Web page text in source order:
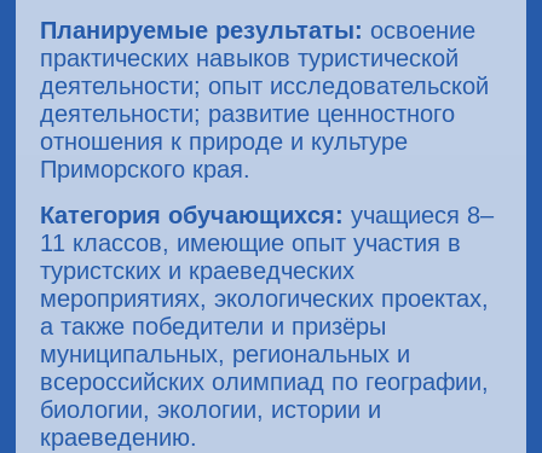
Планируемые результаты: освоение
практических навыков туристической
деятельности; опыт исследовательской
деятельности; развитие ценностного
отношения к природе и культуре
Приморского края.
Категория обучающихся: учащиеся 8–
11 классов, имеющие опыт участия в
туристских и краеведческих
мероприятиях, экологических проектах,
а также победители и призёры
муниципальных, региональных и
всероссийских олимпиад по географии,
биологии, экологии, истории и
краеведению.